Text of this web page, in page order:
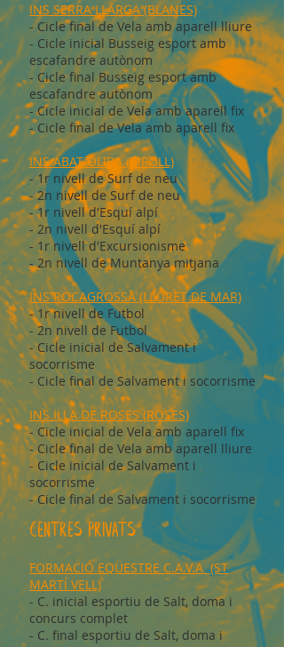
INS SERRA LLARGA (BLANES)
- Cicle final de Vela amb aparell lliure
- Cicle inicial Busseig esport amb
escafandre autònom
- Cicle final Busseig esport amb
escafandre autònom
- Cicle inicial de Vela amb aparell fix
- Cicle final de Vela amb aparell fix
INS ABAT OLIBA (RIPOLL)
- 1r nivell de Surf de neu
- 2n nivell de Surf de neu
- 1r nivell d'Esquí alpí
- 2n nivell d'Esquí alpí
- 1r nivell d'Excursionisme
- 2n nivell de Muntanya mitjana
INS ROCAGROSSA (LLORET DE MAR)
- 1r nivell de Futbol
- 2n nivell de Futbol
- Cicle inicial de Salvament i
socorrisme
- Cicle final de Salvament i socorrisme
INS ILLA DE ROSES (ROSES)
- Cicle inicial de Vela amb aparell fix
- Cicle final de Vela amb aparell lliure
- Cicle inicial de Salvament i
socorrisme
- Cicle final de Salvament i socorrisme
CENTRES PRIVATS
FORMACIÓ EQÜESTRE C.A.V.A (ST
MARTÍ VELL)
- C. inicial esportiu de Salt, doma i
concurs complet
- C. final esportiu de Salt, doma i